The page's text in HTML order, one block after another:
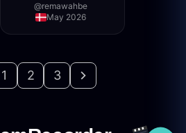
@remawahbe
May 2026
1 2 3